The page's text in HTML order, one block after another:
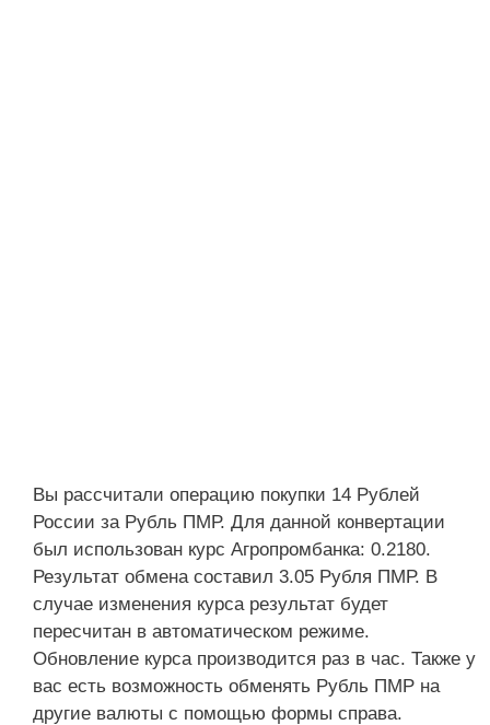
Вы рассчитали операцию покупки 14 Рублей
России за Рубль ПМР. Для данной конвертации
был использован курс Агропромбанка: 0.2180.
Результат обмена составил 3.05 Рубля ПМР. В
случае изменения курса результат будет
пересчитан в автоматическом режиме.
Обновление курса производится раз в час. Также у
вас есть возможность обменять Рубль ПМР на
другие валюты с помощью формы справа.